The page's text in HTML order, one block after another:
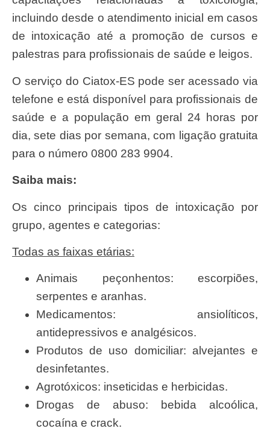
incluindo desde o atendimento inicial em casos
de intoxicação até a promoção de cursos e
palestras para profissionais de saúde e leigos.
O serviço do Ciatox-ES pode ser acessado via
telefone e está disponível para profissionais de
saúde e a população em geral 24 horas por
dia, sete dias por semana, com ligação gratuita
para o número 0800 283 9904.
Saiba mais:
Os cinco principais tipos de intoxicação por
grupo, agentes e categorias:
Todas as faixas etárias:
Animais peçonhentos: escorpiões,
serpentes e aranhas.
Medicamentos: ansiolíticos,
antidepressivos e analgésicos.
Produtos de uso domiciliar: alvejantes e
desinfetantes.
Agrotóxicos: inseticidas e herbicidas.
Drogas de abuso: bebida alcoólica,
cocaína e crack.